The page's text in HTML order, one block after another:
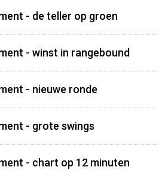
- de teller op groen
- winst in rangebound
- nieuwe ronde
- grote swings
- chart op 12 minuten